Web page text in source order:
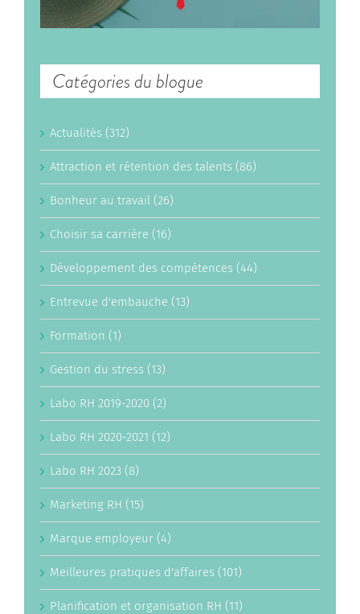
Catégories du blogue
Actualités (312)
Attraction et rétention des talents (86)
Bonheur au travail (26)
Choisir sa carrière (16)
Développement des compétences (44)
Entrevue d'embauche (13)
Formation (1)
Gestion du stress (13)
Labo RH 2019-2020 (2)
Labo RH 2020-2021 (12)
Labo RH 2023 (8)
Marketing RH (15)
Marque employeur (4)
Meilleures pratiques d'affaires (101)
Planification et organisation RH (11)